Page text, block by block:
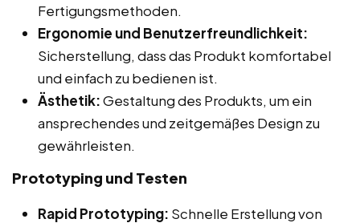
Fertigungsmethoden.
Ergonomie und Benutzerfreundlichkeit:
Sicherstellung, dass das Produkt komfortabel
und einfach zu bedienen ist.
Ästhetik:Gestaltung des Produkts, um ein
ansprechendes und zeitgemäßes Design zu
gewährleisten.
Prototyping und Testen
Rapid Prototyping: Schnelle Erstellung von